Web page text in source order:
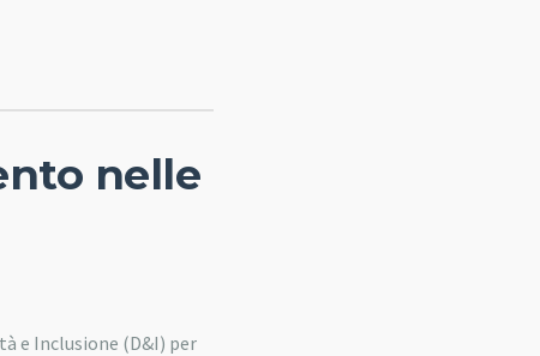
nelle
e Inclusione (D&I) per